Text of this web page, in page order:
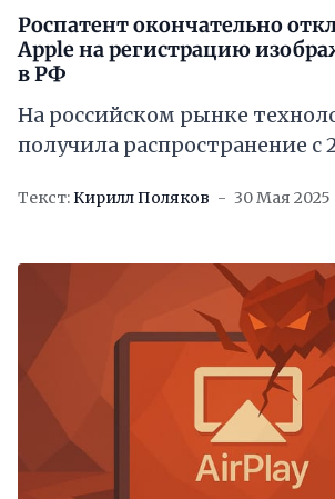
Роспатент окончательно
Apple на регистрацию
в РФ
На российском рынке
получила распространение с
Текст: Кирилл Поляков 30 Мая 2025